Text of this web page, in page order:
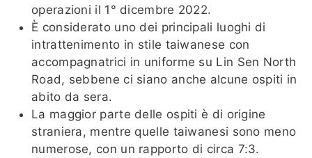
operazioni il 1° dicembre 2022.
È considerato uno dei principali luoghi di
intrattenimento in stile taiwanese con
accompagnatrici in uniforme su Lin Sen North
Road, sebbene ci siano anche alcune ospiti in
abito da sera.
La maggior parte delle ospiti è di origine
straniera, mentre quelle taiwanesi sono meno
numerose, con un rapporto di circa 7:3.